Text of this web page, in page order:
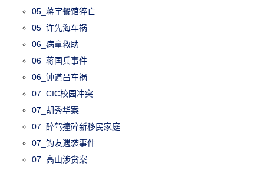
05_蒋宇餐馆猝亡
05_许先海车祸
06_病童救助
06_蒋国兵事件
06_钟道昌车祸
07_CIC校园冲突
07_胡秀华案
07_醉驾撞碎新移民家庭
07_钓友遇袭事件
07_高山涉贪案